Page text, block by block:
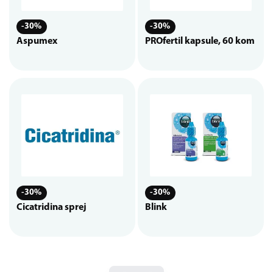
-30%
Aspumex
-30%
PROfertil kapsule, 60 kom
-30%
Cicatridina sprej
-30%
Blink